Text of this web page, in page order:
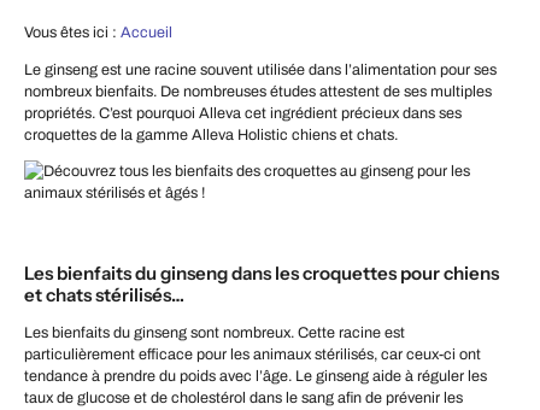
Vous êtes ici : Accueil
Le ginseng est une racine souvent utilisée dans l’alimentation pour ses
nombreux bienfaits. De nombreuses études attestent de ses multiples
propriétés. C’est pourquoi Alleva cet ingrédient précieux dans ses
croquettes de la gamme Alleva Holistic chiens et chats.
Les bienfaits du ginseng dans les croquettes pour chiens
et chats stérilisés…
Les bienfaits du ginseng sont nombreux. Cette racine est
particulièrement efficace pour les animaux stérilisés, car ceux-ci ont
tendance à prendre du poids avec l’âge. Le ginseng aide à réguler les
taux de glucose et de cholestérol dans le sang afin de prévenir les